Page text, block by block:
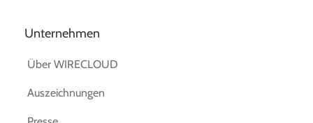
Unternehmen
Über WIRECLOUD
Auszeichnungen